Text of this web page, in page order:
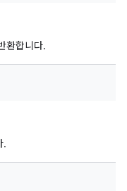
환합니다.
.